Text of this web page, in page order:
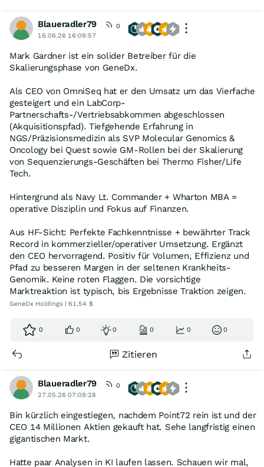
Blaueradler79
0
16.06.26 16:09:57
Mark Gardner ist ein solider Betreiber für die
Skalierungsphase von GeneDx.
Als CEO von OmniSeq hat er den Umsatz um das Vierfache
gesteigert und ein LabCorp-
Partnerschafts-/Vertriebsabkommen abgeschlossen
(Akquisitionspfad). Tiefgehende Erfahrung in
NGS/Präzisionsmedizin als SVP Molecular Genomics &
Oncology bei Quest sowie GM-Rollen bei der Skalierung
von Sequenzierungs-Geschäften bei Thermo Fisher/Life
Tech.
Hintergrund als Navy Lt. Commander + Wharton MBA =
operative Disziplin und Fokus auf Finanzen.
Aus HF-Sicht: Perfekte Fachkenntnisse + bewährter Track
Record in kommerzieller/operativer Umsetzung. Ergänzt
den CEO hervorragend. Positiv für Volumen, Effizienz und
Pfad zu besseren Margen in der seltenen Krankheits-
Genomik. Keine roten Flaggen. Die vorsichtige
Marktreaktion ist typisch, bis Ergebnisse Traktion zeigen.
GeneDx Holdings | 61,54 $
0 0 0 0 0 0
Zitieren
Blaueradler79
0
27.05.26 07:09:28
Bin kürzlich eingestiegen, nachdem Point72 rein ist und der
CEO 14 Millionen Aktien gekauft hat. Sehe langfristig einen
gigantischen Markt.
Hatte paar Analysen in KI laufen lassen. Schauen wir mal,